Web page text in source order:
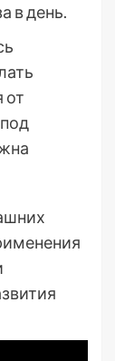
в день.
от